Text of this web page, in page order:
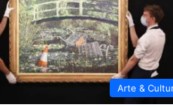
Arte &